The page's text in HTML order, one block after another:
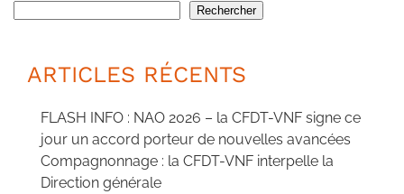
Rechercher
ARTICLES RÉCENTS
FLASH INFO : NAO 2026 – la CFDT-VNF signe ce
jour un accord porteur de nouvelles avancées
Compagnonnage : la CFDT-VNF interpelle la
Direction générale